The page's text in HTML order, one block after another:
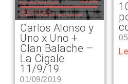
Carlos Alonso y
Uno x Uno +
Clan Balache –
La Cigale
11/9/19
01/09/2019